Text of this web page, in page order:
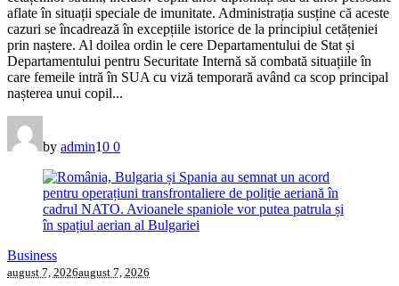
aflate în situații speciale de imunitate. Administrația susține că aceste
cazuri se încadrează în excepțiile istorice de la principiul cetățeniei
prin naștere. Al doilea ordin le cere Departamentului de Stat și
Departamentului pentru Securitate Internă să combată situațiile în
care femeile intră în SUA cu viză temporară având ca scop principal
nașterea unui copil...
by admin10 0
Business
august 7, 2026august 7, 2026